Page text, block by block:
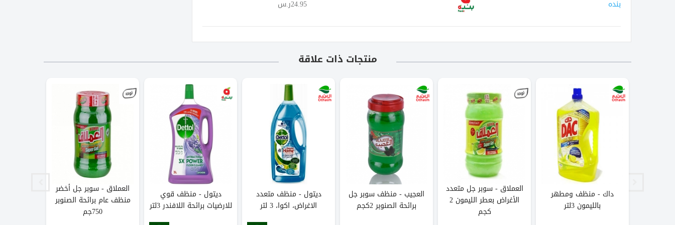
بنده 24.95ر.س
منتجات ذات علاقة
داك - منظف ومطهر
بالليمون 3لتر
العملاق - سوبر جل متعدد
الأغراض بعطر الليمون 2
كجم
العجيب - منظف سوبر جل
برائحة الصنوبر 2كجم
ديتول - منظف متعدد
الاغراض، اكوا، 3 لتر
ديتول - منظف قوي
للارضيات برائحة اللافندر 3لتر
العملاق - سوبر جل أخضر
منظف عام برائحة الصنوبر
750جم